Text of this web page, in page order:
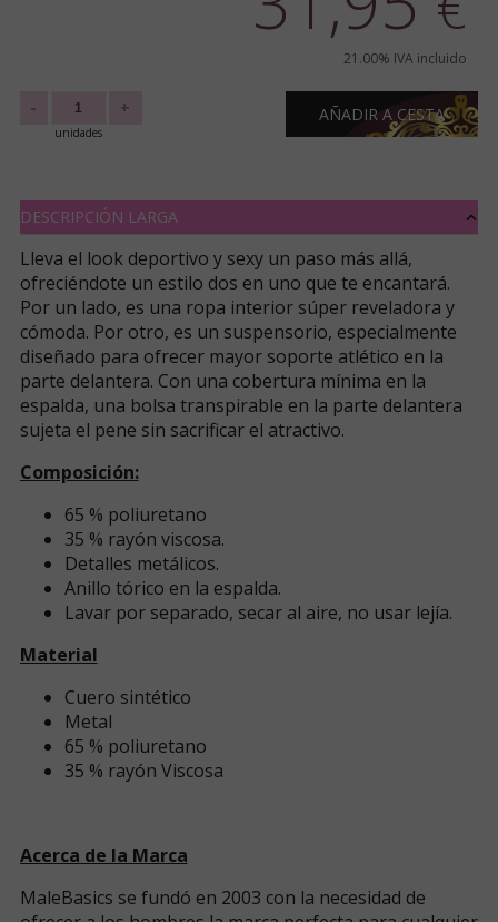
21.00% IVA incluido
-
unidades
+ AÑADIR A CESTA
DESCRIPCIÓN LARGA
Lleva el look deportivo y sexy un paso más allá,
ofreciéndote un estilo dos en uno que te encantará.
Por un lado, es una ropa interior súper reveladora y
cómoda. Por otro, es un suspensorio, especialmente
diseñado para ofrecer mayor soporte atlético en la
parte delantera. Con una cobertura mínima en la
espalda, una bolsa transpirable en la parte delantera
sujeta el pene sin sacrificar el atractivo.
Composición:
65 % poliuretano
35 % rayón viscosa.
Detalles metálicos.
Anillo tórico en la espalda.
Lavar por separado, secar al aire, no usar lejía.
Material
Cuero sintético
Metal
65 % poliuretano
35 % rayón Viscosa
Acerca de la Marca
MaleBasics se fundó en 2003 con la necesidad de